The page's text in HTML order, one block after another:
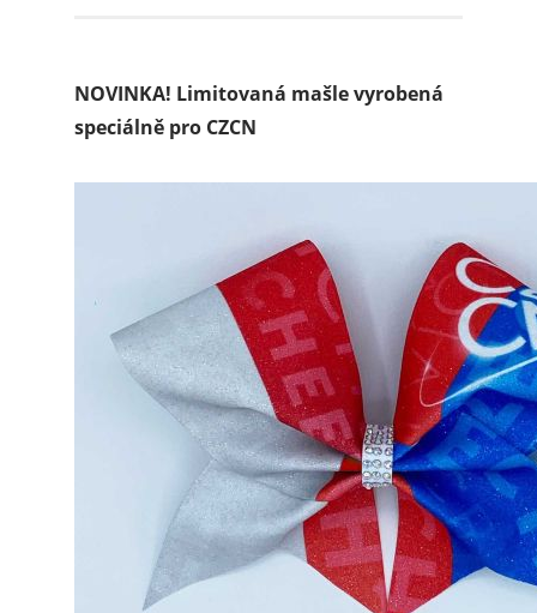
NOVINKA! Limitovaná mašle vyrobená
speciálně pro CZCN